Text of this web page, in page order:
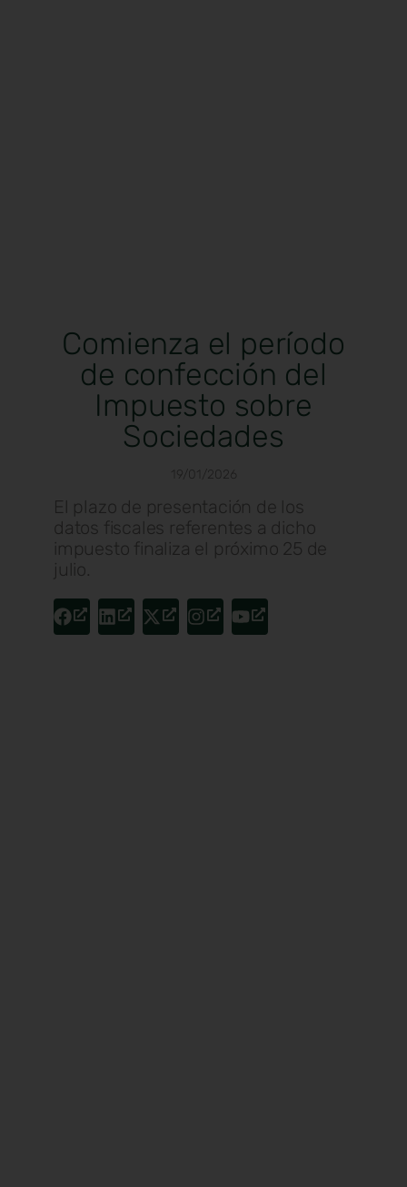
Comienza el período
de confección del
Impuesto sobre
Sociedades
19/01/2026
El plazo de presentación de los
datos fiscales referentes a dicho
impuesto finaliza el próximo 25 de
julio.